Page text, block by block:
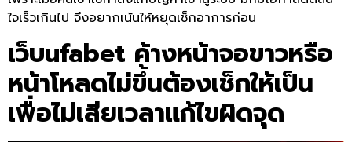
ใจเร็วเกินไป จึงอยากเน้นให้หยุดเช็กอาการก่อน
เว็บufabet ค้างหน้าจอขาวหรือ
หน้าโหลดไม่ขึ้นต้องเช็กให้เป็น
เพื่อไม่เสียเวลาแก้ไขผิดจุด